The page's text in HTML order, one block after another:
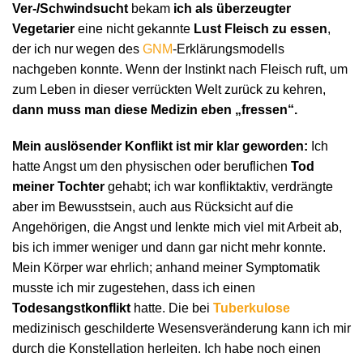
Ver-/Schwindsucht bekam ich als überzeugter
Vegetarier eine nicht gekannte Lust Fleisch zu essen,
der ich nur wegen des GNM-Erklärungsmodells
nachgeben konnte. Wenn der Instinkt nach Fleisch ruft, um
zum Leben in dieser verrückten Welt zurück zu kehren,
dann muss man diese Medizin eben „fressen“.
Mein auslösender Konflikt ist mir klar geworden: Ich
hatte Angst um den physischen oder beruflichen Tod
meiner Tochter gehabt; ich war konfliktaktiv, verdrängte
aber im Bewusstsein, auch aus Rücksicht auf die
Angehörigen, die Angst und lenkte mich viel mit Arbeit ab,
bis ich immer weniger und dann gar nicht mehr konnte.
Mein Körper war ehrlich; anhand meiner Symptomatik
musste ich mir zugestehen, dass ich einen
Todesangstkonflikt hatte. Die bei Tuberkulose
medizinisch geschilderte Wesensveränderung kann ich mir
durch die Konstellation herleiten. Ich habe noch einen